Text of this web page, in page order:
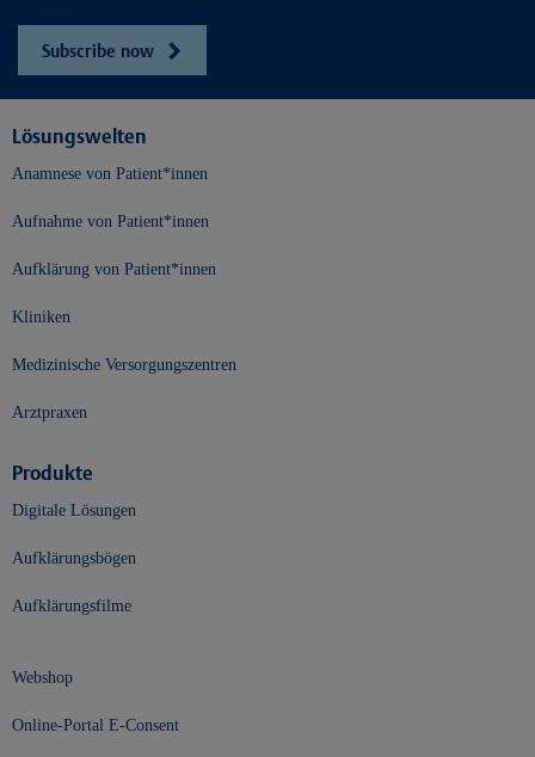
Subscribe now
Lösungswelten
Anamnese von Patient*innen
Aufnahme von Patient*innen
Aufklärung von Patient*innen
Kliniken
Medizinische Versorgungszentren
Arztpraxen
Produkte
Digitale Lösungen
Aufklärungsbögen
Aufklärungsfilme
Webshop
Online-Portal E-Consent